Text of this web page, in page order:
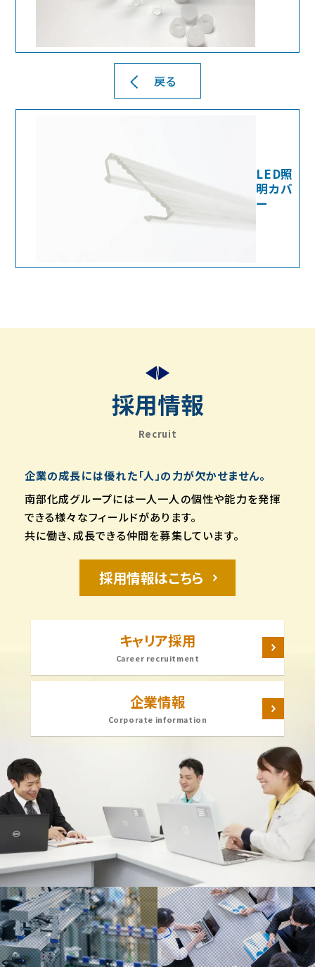
戻る
LED照
明カバ
ー
採用情報
Recruit
企業の成長には優れた「人」の力が欠かせません。
南部化成グループには一人一人の個性や能力を発揮
できる様々なフィールドがあります。
共に働き、成長できる仲間を募集しています。
採用情報はこちら
キャリア採用
Career recruitment
企業情報
Corporate information